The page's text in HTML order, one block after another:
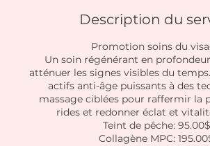
Description du
Promotion soins du
Un soin régénérant en
atténuer les signes visibles du
actifs anti-âge puissants à des
massage ciblées pour raffermir la
rides et redonner éclat et
Teint de pêche: 95.00$
Collagène MPC: